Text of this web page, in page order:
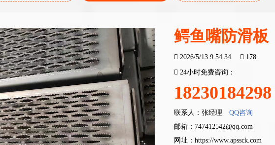
鳄鱼嘴防滑板
2026/5/13 9:54:34 178
24小时免费咨询：
18230184298
联系人：张经理
QQ咨询
邮箱：747412542@qq.com
网址： https://www.apssck.com